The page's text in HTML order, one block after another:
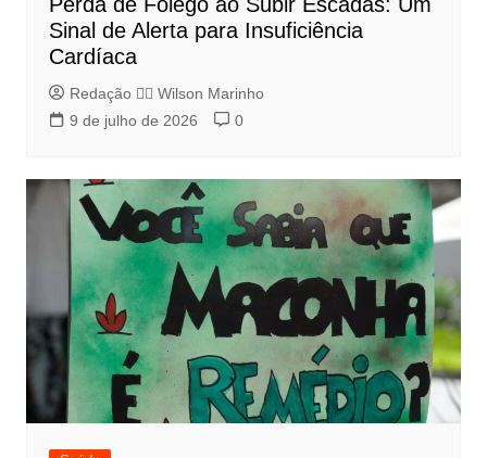
Sinal de Alerta para Insuficiência
Cardíaca
Redação 👨‍⚖️​ Wilson Marinho
9 de julho de 2026
0